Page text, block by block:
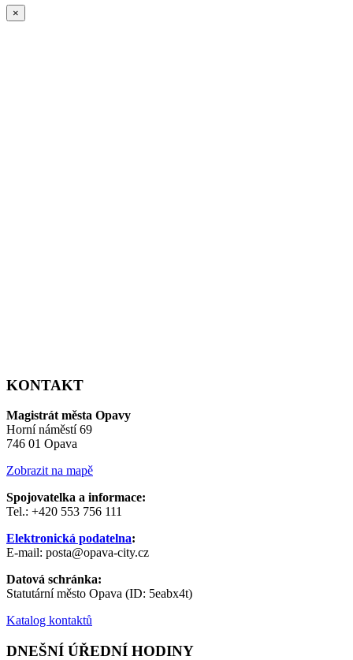
×
KONTAKT
Magistrát města Opavy
Horní náměstí 69
746 01 Opava
Zobrazit na mapě
Spojovatelka a informace:
Tel.: +420 553 756 111
Elektronická podatelna:
E-mail: posta@opava-city.cz
Datová schránka:
Statutární město Opava (ID: 5eabx4t)
Katalog kontaktů
DNEŠNÍ ÚŘEDNÍ HODINY